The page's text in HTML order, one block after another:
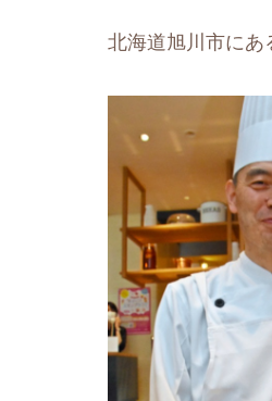
北海道旭川市にあ